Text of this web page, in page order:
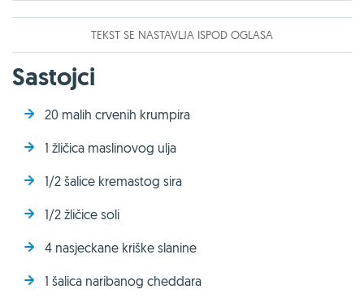
TEKST SE NASTAVLJA ISPOD OGLASA
Sastojci
20 malih crvenih krumpira
1 žličica maslinovog ulja
1/2 šalice kremastog sira
1/2 žličice soli
4 nasjeckane kriške slanine
1 šalica naribanog cheddara